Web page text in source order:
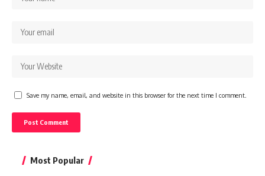
Save my name, email, and website in this browser for the next time I comment.
Most Popular